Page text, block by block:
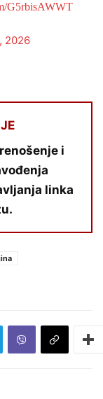
G5rbisAWWT
2026
i
linka